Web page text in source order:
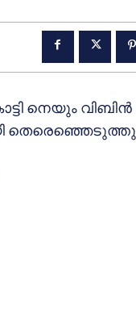
നെയും വിബിൻ
തെരെഞ്ഞെടുത്തു